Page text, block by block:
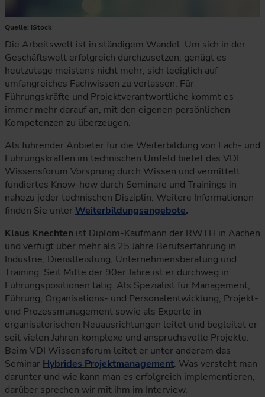
Quelle: iStock
Die Arbeitswelt ist in ständigem Wandel. Um sich in der
Geschäftswelt erfolgreich durchzusetzen, genügt es
heutzutage meistens nicht mehr, sich lediglich auf
umfangreiches Fachwissen zu verlassen. Für
Führungskräfte und Projektverantwortliche kommt es
immer mehr darauf an, mit den eigenen persönlichen
Kompetenzen zu überzeugen.
Als führender Anbieter für die Weiterbildung von Fach- und
Führungskräften im technischen Umfeld bietet das VDI
Wissensforum Vorsprung durch Wissen und vermittelt
fundiertes Know-how durch Seminare und Trainings in
nahezu jeder technischen Disziplin. Weitere Informationen
finden Sie unterWeiterbildungsangebote.
Klaus Knechten ist Diplom-Kaufmann der RWTH in Aachen
und verfügt über mehr als 25 Jahre Berufserfahrung in
Industrie, Dienstleistung, Unternehmensberatung und
Training. Seit Mitte der 90er Jahre ist er durchweg in
Führungspositionen tätig. Als Spezialist für Management,
Führung, Organisations- und Personalentwicklung, Projekt-
und Prozessmanagement sowie als Experte in
organisatorischen Neuausrichtungen leitet und begleitet er
seit vielen Jahren komplexe und anspruchsvolle Projekte.
Beim VDI Wissensforum leitet er unter anderem das
Seminar Hybrides Projektmanagement. Was versteht man
darunter und wie kann man es erfolgreich implementieren,
darüber sprechen wir mit ihm im Interview.